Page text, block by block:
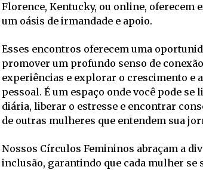
Florence, Kentucky, ou online, oferecem
um oásis de irmandade e apoio.
Esses encontros oferecem uma
promover um profundo senso de
experiências e explorar o crescimento e
pessoal. É um espaço onde você pode se
diária, liberar o estresse e encontrar
de outras mulheres que entendem sua
Nossos Círculos Femininos abraçam a
inclusão, garantindo que cada mulher se